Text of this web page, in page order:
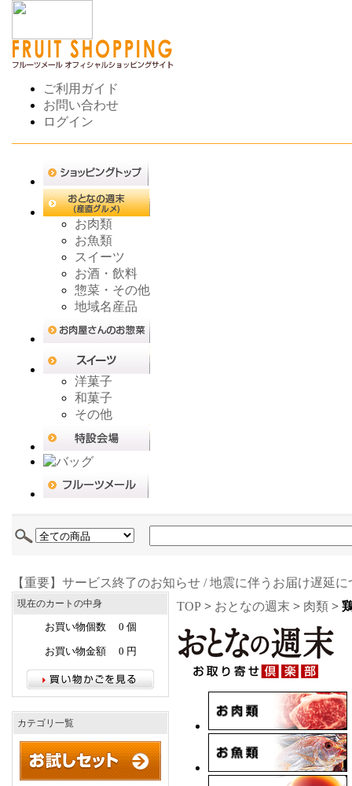
ご利用ガイド
お問い合わせ
ログイン
お肉類
お魚類
スイーツ
お酒・飲料
惣菜・その他
地域名産品
洋菓子
和菓子
その他
【重要】サービス終了のお知らせ / 地震に伴うお届け遅延に
現在のカートの中身
お買い物個数 0 個
お買い物金額 0 円
カテゴリ一覧
TOP > おとなの週末 > 肉類 >